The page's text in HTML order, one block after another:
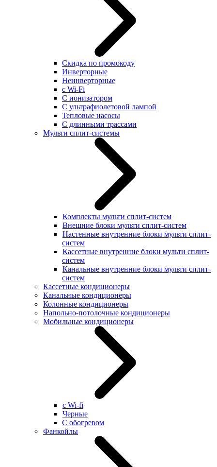
Скидка по промокоду
Инверторные
Неинверторные
с Wi-Fi
С ионизатором
С ультрафиолетовой лампой
Тепловые насосы
С длинными трассами
Мульти сплит-системы
Комплекты мульти сплит-систем
Внешние блоки мульти сплит-систем
Настенные внутренние блоки мульти сплит-
систем
Кассетные внутренние блоки мульти сплит-
систем
Канальные внутренние блоки мульти сплит-
систем
Кассетные кондиционеры
Канальные кондиционеры
Колонные кондиционеры
Напольно-потолочные кондиционеры
Мобильные кондиционеры
с Wi-fi
Черные
С обогревом
Фанкойлы